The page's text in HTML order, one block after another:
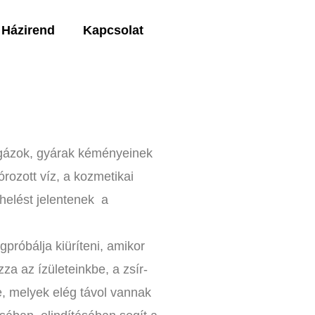
Házirend Kapcsolat
gyárak kéményeinek
víz, a kozmetikai
jelentenek a
kiüríteni, amikor
az ízületeinkbe, a zsír-
melyek elég távol vannak